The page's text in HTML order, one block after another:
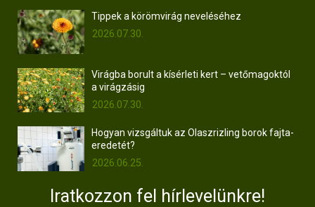
Tippek a körömvirág neveléséhez
2026.07.30.
Virágba borult a kísérleti kert – vetőmagoktól
a virágzásig
2026.07.30.
Hogyan vizsgáltuk az Olaszrizling borok fajta-
eredetét?
2026.06.25.
Iratkozzon fel hírlevelünkre!